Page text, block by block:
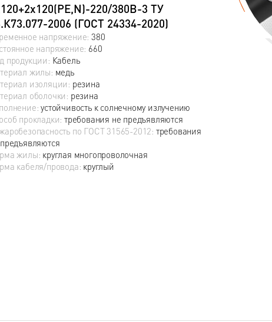
220/380В-3 ТУ
2006 (ГОСТ 24334-2020)
напряжение: 380
напряжение: 660
продукции: Кабель
жилы: медь
изоляции: резина
оболочки: резина
устойчивость к солнечному излучению
прокладки: требования не предъявляются
по ГОСТ 31565-2012: требования
жилы: круглая многопроволочная
кабеля/провода: круглый